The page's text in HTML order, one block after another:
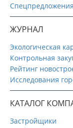
Спецпредложения
ЖУРНАЛ
Экологическая
Контрольная
Рейтинг
Исследования
КАТАЛОГ
Застройщики